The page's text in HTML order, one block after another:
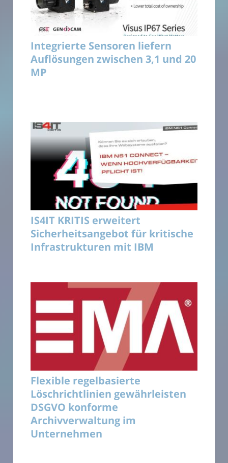
Integrierte Sensoren liefern
Auflösungen zwischen 3,1 und 20
MP
IS4IT KRITIS erweitert
Sicherheitsangebot für kritische
Infrastrukturen mit IBM
Flexible regelbasierte
Löschrichtlinien gewährleisten
DSGVO konforme
Archivverwaltung im
Unternehmen